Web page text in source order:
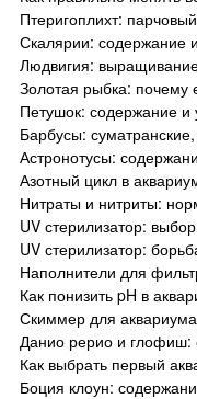
Птеригоплихт:
Скалярии: содержание
Людвигия:
Золотая рыбка: почему
Петушок: содержание и
Барбусы:
Астронотусы:
Азотный цикл в
Нитраты и нитриты:
UV стерилизатор:
UV стерилизатор:
Наполнители для
Как понизить pH в
Скиммер для
Данио рерио и глофиш:
Как выбрать первый
Боция клоун: